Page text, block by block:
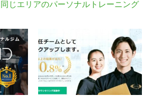
じエリアのパーソナルトレーニング